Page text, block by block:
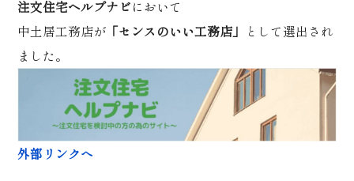
注文住宅ヘルプナビにおいて
中土居工務店が 「センスのいい工務店」
として選出され
ました。
外部リンクへ